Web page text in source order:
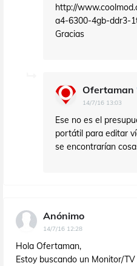
http://
a4-6300-4gb-ddr3-
Gracias
Ofertaman
14/7/16 13:03
Ese no es el
portátil para editar
se encontrarían
Anónimo
14/7/16 12:28
Hola Ofertaman,
Estoy buscando un Monitor/